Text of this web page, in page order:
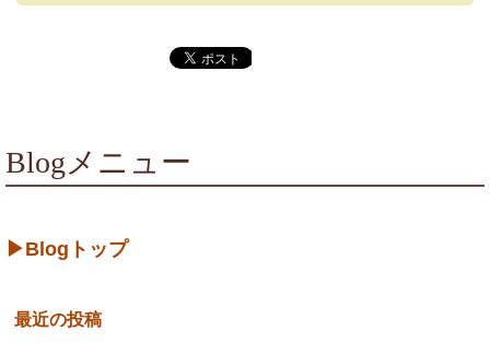
Blogメニュー
▶Blogトップ
最近の投稿